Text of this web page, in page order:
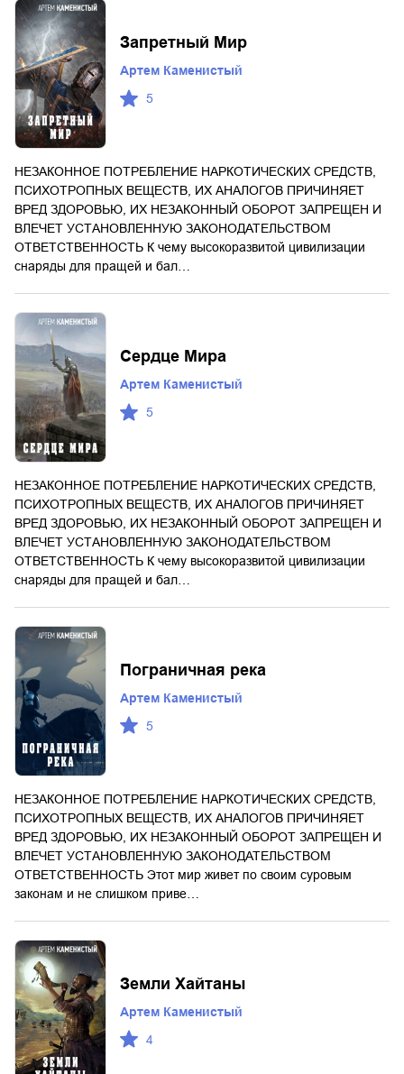
Запретный Мир
Артем Каменистый
5
НЕЗАКОННОЕ ПОТРЕБЛЕНИЕ НАРКОТИЧЕСКИХ СРЕДСТВ,
ПСИХОТРОПНЫХ ВЕЩЕСТВ, ИХ АНАЛОГОВ ПРИЧИНЯЕТ
ВРЕД ЗДОРОВЬЮ, ИХ НЕЗАКОННЫЙ ОБОРОТ ЗАПРЕЩЕН И
ВЛЕЧЕТ УСТАНОВЛЕННУЮ ЗАКОНОДАТЕЛЬСТВОМ
ОТВЕТСТВЕННОСТЬ К чему высокоразвитой цивилизации
снаряды для пращей и бал…
Сердце Мира
Артем Каменистый
5
НЕЗАКОННОЕ ПОТРЕБЛЕНИЕ НАРКОТИЧЕСКИХ СРЕДСТВ,
ПСИХОТРОПНЫХ ВЕЩЕСТВ, ИХ АНАЛОГОВ ПРИЧИНЯЕТ
ВРЕД ЗДОРОВЬЮ, ИХ НЕЗАКОННЫЙ ОБОРОТ ЗАПРЕЩЕН И
ВЛЕЧЕТ УСТАНОВЛЕННУЮ ЗАКОНОДАТЕЛЬСТВОМ
ОТВЕТСТВЕННОСТЬ К чему высокоразвитой цивилизации
снаряды для пращей и бал…
Пограничная река
Артем Каменистый
5
НЕЗАКОННОЕ ПОТРЕБЛЕНИЕ НАРКОТИЧЕСКИХ СРЕДСТВ,
ПСИХОТРОПНЫХ ВЕЩЕСТВ, ИХ АНАЛОГОВ ПРИЧИНЯЕТ
ВРЕД ЗДОРОВЬЮ, ИХ НЕЗАКОННЫЙ ОБОРОТ ЗАПРЕЩЕН И
ВЛЕЧЕТ УСТАНОВЛЕННУЮ ЗАКОНОДАТЕЛЬСТВОМ
ОТВЕТСТВЕННОСТЬ Этот мир живет по своим суровым
законам и не слишком приве…
Земли Хайтаны
Артем Каменистый
4